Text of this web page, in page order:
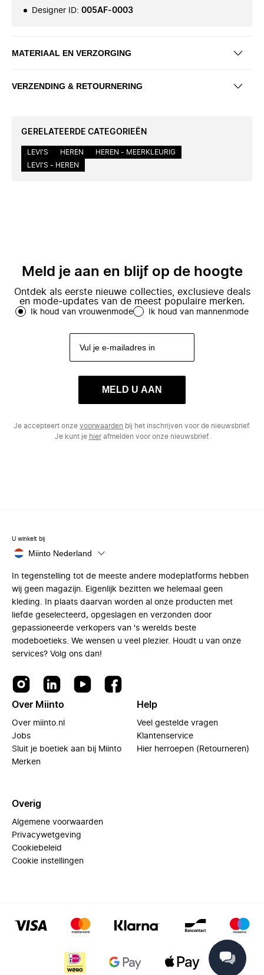
Designer ID: 005AF-0003
MATERIAAL EN VERZORGING
VERZENDING & RETOURNERING
GERELATEERDE CATEGORIEËN
LEVI'S HEREN
HEREN - MEERKLEURIG
LEVI'S - HEREN
Meld je aan en blijf op de hoogte
Ontdek als eerste nieuwe collecties, exclusieve deals
en mode-updates van de meest populaire merken.
Ik houd van vrouwenmode Ik houd van mannenmode
MELD U AAN
Je accepteert onze voorwaarden bij het inschrijven voor de nieuwsbrief.
Je kunt je hierafmelden voor onze nieuwsbrief.
U winkelt bij
Miinto Nederland
In tegenstelling tot de meeste andere modeplatforms hebben
wij geen magazijn. Eigenlijk bezitten we helemaal geen
kleding. In plaats daarvan worden al onze producten met
liefde geselecteerd, opgeslagen en verzonden door
gepassioneerde verkopers van 's werelds beste
modeboetieks. We wensen u veel plezier. Houdt u van onze
services? Volg ons dan!
Over Miinto
Over miinto.nl
Jobs
Sluit je boetiek aan bij Miinto
Merken
Help
Veel gestelde vragen
Klantenservice
Hier herroepen (Retourneren)
Overig
Algemene voorwaarden
Privacywetgeving
Cookiebeleid
Cookie instellingen